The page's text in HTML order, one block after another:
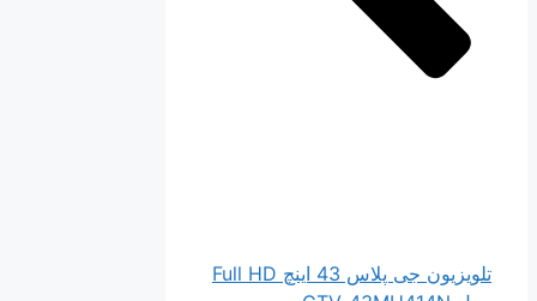
تلویزیون جی پلاس 43 اینچ Full HD